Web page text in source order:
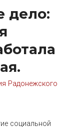
дело:
социальной